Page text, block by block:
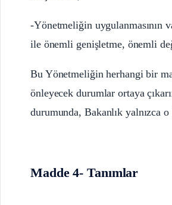
-Yönetmeliğin uygulanmasının
ile önemli genişletme, önemli
Bu Yönetmeliğin herhangi bir
önleyecek durumlar ortaya
durumunda, Bakanlık yalnızca
Madde 4- Tanımlar